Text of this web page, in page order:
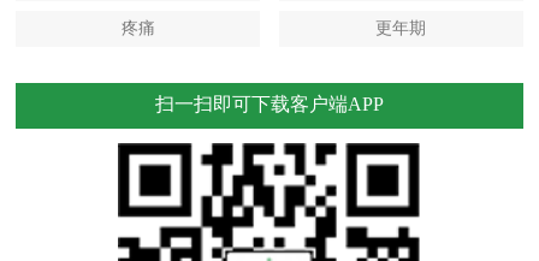
疼痛 更年期
扫一扫即可下载客户端APP